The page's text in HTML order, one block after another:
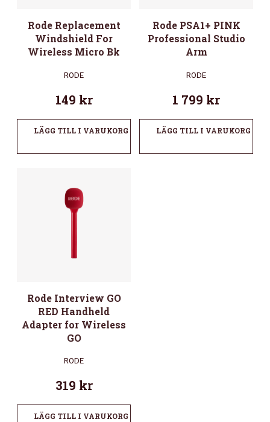
Rode Replacement
Windshield For
Wireless Micro Bk
RODE
149 kr
LÄGG TILL I VARUKORG
Rode PSA1+ PINK
Professional Studio
Arm
RODE
1 799 kr
LÄGG TILL I VARUKORG
Rode Interview GO
RED Handheld
Adapter for Wireless
GO
RODE
319 kr
LÄGG TILL I VARUKORG